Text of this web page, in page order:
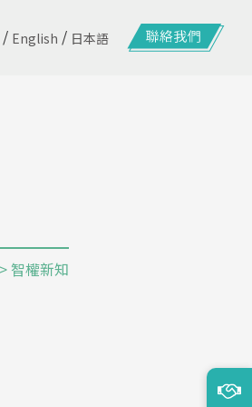
/ English / 日本語
> 智權新知